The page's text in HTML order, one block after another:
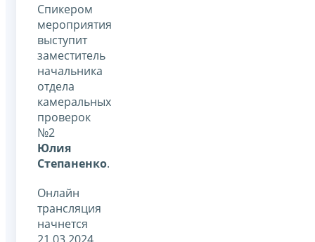
Спикером
мероприятия
выступит
заместитель
начальника
отдела
камеральных
проверок
№2
Юлия
Степаненко.
Онлайн
трансляция
начнется